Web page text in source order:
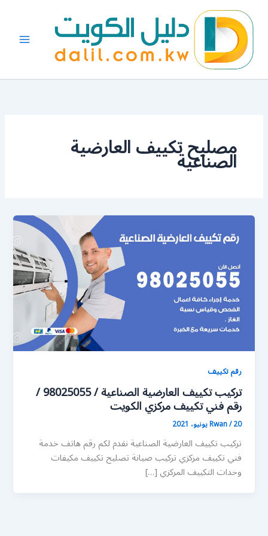
المحتوى
مصليح تكييف العارضية
الصناعية
رقم تكييف
تركيب تكييف العارضية الصناعية / 98025055 /
رقم فني تكييف مركزي الكويت
Rwan/20 يونيو، 2021
تركيب تكييف العارضية الصناعية نقدم لكم رقم هاتف خدمة
فني تكييف مركزي تركيب صيانة تصليح تكييف مكيفات
وحدات التكييف المركزي […]